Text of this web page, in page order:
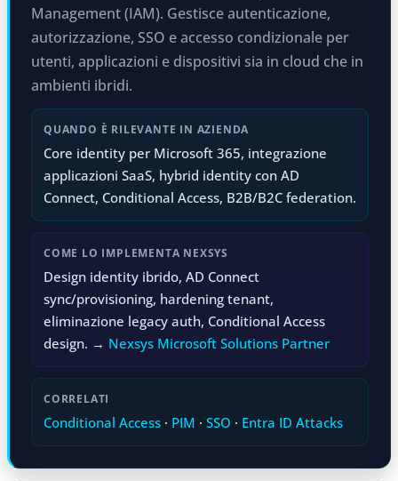
Management (IAM). Gestisce autenticazione,
autorizzazione, SSO e accesso condizionale per
utenti, applicazioni e dispositivi sia in cloud che in
ambienti ibridi.
QUANDO È RILEVANTE IN AZIENDA
Core identity per Microsoft 365, integrazione
applicazioni SaaS, hybrid identity con AD
Connect, Conditional Access, B2B/B2C federation.
COME LO IMPLEMENTA NEXSYS
Design identity ibrido, AD Connect
sync/provisioning, hardening tenant,
eliminazione legacy auth, Conditional Access
design. → Nexsys Microsoft Solutions Partner
CORRELATI
Conditional Access · PIM · SSO · Entra ID Attacks